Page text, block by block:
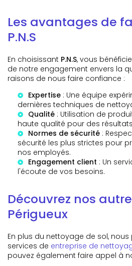
Les avantages de
P.N.S
En choisissant P.N.S, vous
de notre engagement envers la
raisons de nous faire confiance :
Expertise : Une équipe
dernières techniques de
Qualité : Utilisation de
haute qualité pour des
Normes de sécurité :
sécurité les plus strictes pour
nos employés.
Engagement client : Un
l'écoute de vos besoins.
Découvrez nos
Périgueux
En plus du nettoyage de sol,
services de entreprise de
pouvez également faire appel à